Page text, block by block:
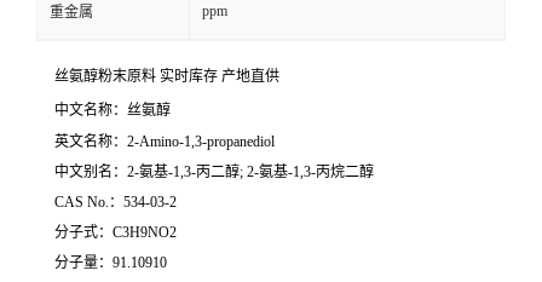
重金属 ppm
丝氨醇粉末原料 实时库存 产地直供
中文名称：丝氨醇
英文名称：2-Amino-1,3-propanediol
中文别名：2-氨基-1,3-丙二醇; 2-氨基-1,3-丙烷二醇
CAS No.：534-03-2
分子式：C3H9NO2
分子量：91.10910